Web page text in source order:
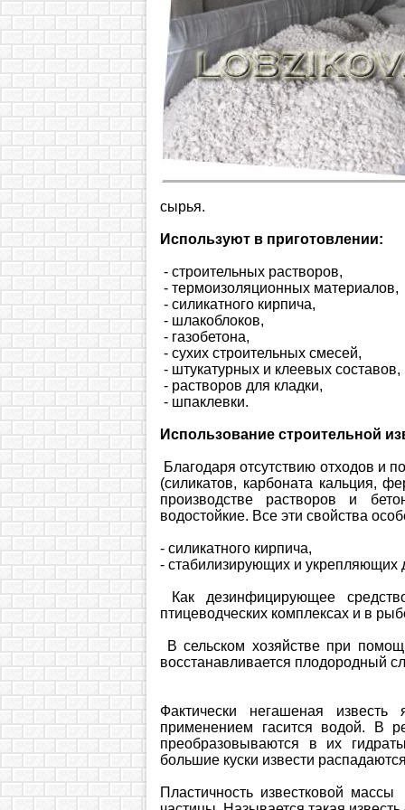
сырья.
Используют в приготовлении:
- строительных растворов,
- термоизоляционных материалов,
- силикатного кирпича,
- шлакоблоков,
- газобетона,
- сухих строительных смесей,
- штукатурных и клеевых составов,
- растворов для кладки,
- шпаклевки.
Использование строительной
Благодаря отсутствию отходов и
(силикатов, карбоната кальция,
производстве растворов и
водостойкие. Все эти свойства
- силикатного кирпича,
- стабилизирующих и укрепляющих
Как дезинфицирующее
птицеводческих комплексах и в
В сельском хозяйстве при
восстанавливается плодородный
Фактически негашеная
применением гасится водой. В
преобразовываются в их
большие куски извести
Пластичность известковой